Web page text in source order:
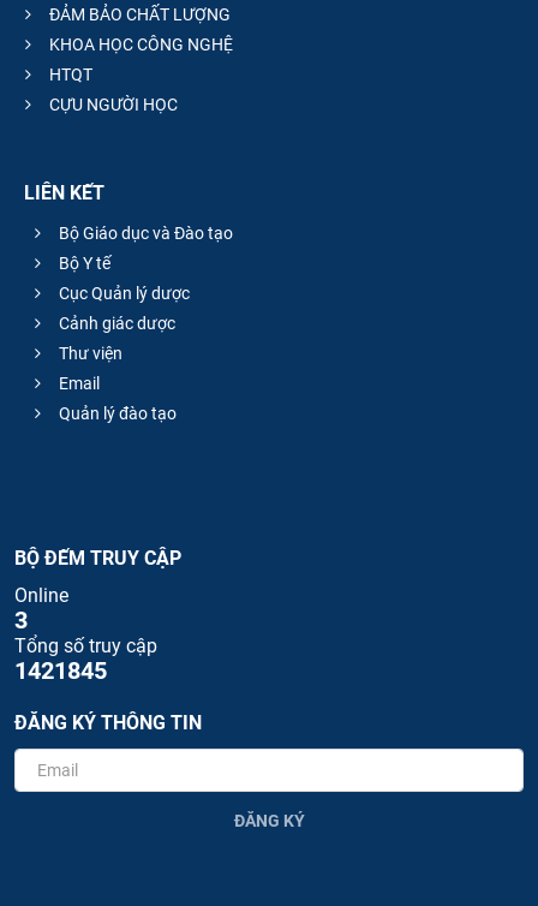
ĐẢM BẢO CHẤT LƯỢNG
KHOA HỌC CÔNG NGHỆ
HTQT
CỰU NGƯỜI HỌC
LIÊN KẾT
Bộ Giáo dục và Đào tạo
Bộ Y tế
Cục Quản lý dược
Cảnh giác dược
Thư viện
Email
Quản lý đào tạo
BỘ ĐẾM TRUY CẬP
Online
3
Tổng số truy cập
1421845
ĐĂNG KÝ THÔNG TIN
ĐĂNG KÝ